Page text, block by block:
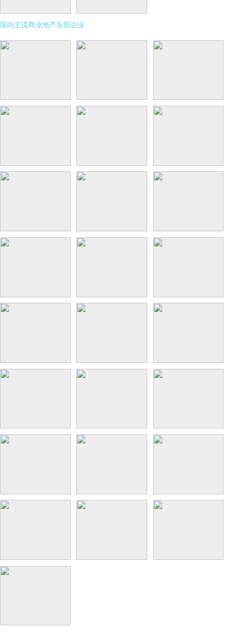
国内主流商业地产头部企业